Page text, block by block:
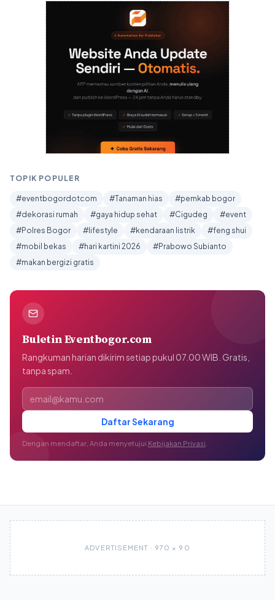
TOPIK POPULER
#eventbogordotcom #Tanaman hias
#pemkab bogor
#dekorasi rumah
#gaya hidup sehat #Cigudeg
#event
#Polres Bogor
#lifestyle #kendaraan listrik
#feng shui
#mobil bekas
#hari kartini 2026
#Prabowo Subianto
#makan bergizi gratis
Buletin Eventbogor.com
Rangkuman harian dikirim setiap pukul 07.00 WIB. Gratis,
tanpa spam.
Alamat email
Daftar Sekarang
Dengan mendaftar, Anda menyetujui Kebijakan Privasi
ADVERTISEMENT · 970 × 90